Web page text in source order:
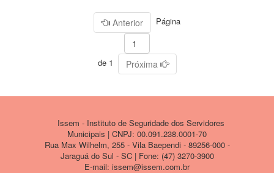
Anterior Página
de 1 Próxima
Issem - Instituto de Seguridade dos Servidores
Municipais | CNPJ: 00.091.238.0001-70
Rua Max Wilhelm, 255 - Vila Baependi - 89256-000 -
Jaraguá do Sul - SC | Fone: (47) 3270-3900
E-mail: issem@issem.com.br